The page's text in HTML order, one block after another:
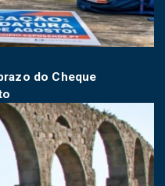
do Cheque